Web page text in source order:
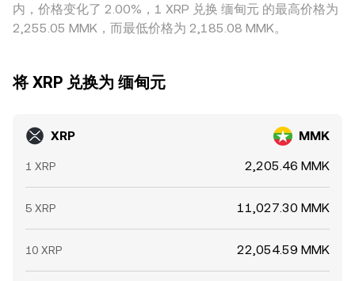
内，价格变化了 2.00%，1 XRP 兑换 缅甸元 的最高价格为
2,255.05 MMK，而最低价格为 2,185.08 MMK。
将 XRP 兑换为 缅甸元
XRP MMK
1 XRP 2,205.46 MMK
5 XRP 11,027.30 MMK
10 XRP 22,054.59 MMK